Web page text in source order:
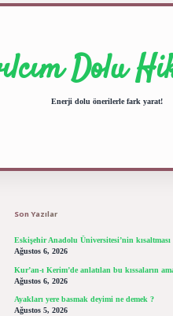
Dolu
Enerji dolu önerilerle fark yarat!
Son Yazılar
Eskişehir Anadolu Üniversitesi’nin kısaltması
Ağustos 6, 2026
Kur’an-ı Kerim’de anlatılan bu kıssaların
Ağustos 6, 2026
Ayakları yere basmak deyimi ne demek ?
Ağustos 5, 2026